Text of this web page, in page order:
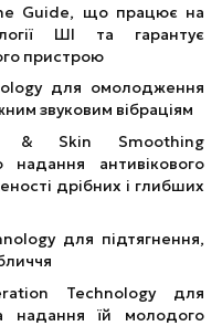
Guide, що працює на
ШІ та гарантує
пристрою
для омолодження
звуковим вібраціям
& Skin Smoothing
антивікового
дрібних і глибших
для підтягнення,
Technology для
надання їй молодого